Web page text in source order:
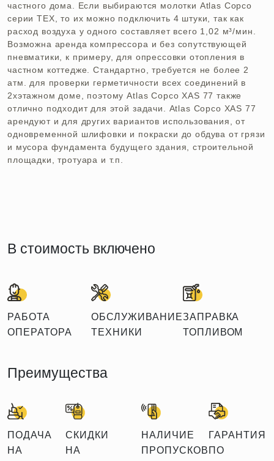
частного дома. Если выбираются молотки Atlas Copco
серии TEX, то их можно подключить 4 штуки, так как
расход воздуха у одного составляет всего 1,02 м³/мин.
Возможна аренда компрессора и без сопутствующей
пневматики, к примеру, для опрессовки отопления в
частном коттедже. Стандартно, требуется не более 2
атм. для проверки герметичности всех соединений в
2хэтажном доме, поэтому Atlas Copco XAS 77 также
отлично подходит для этой задачи. Atlas Copco XAS 77
арендуют и для других вариантов использования, от
одновременной шлифовки и покраски до обдува от грязи
и мусора фундамента будущего здания, строительной
площадки, тротуара и т.п.
В стоимость включено
РАБОТА
ОПЕРАТОРА
ОБСЛУЖИВАНИЕ
ТЕХНИКИ
ЗАПРАВКА
ТОПЛИВОМ
Преимущества
ПОДАЧА
НА
СКИДКИ
НА
НАЛИЧИЕ
ПРОПУСКОВ
ГАРАНТИЯ
ПО